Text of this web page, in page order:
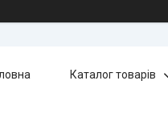
Каталог товарів